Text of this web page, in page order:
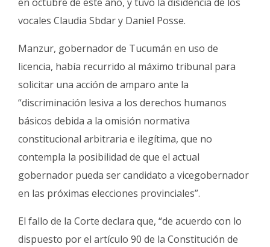
vocales Claudia Sbdar y Daniel Posse.
Manzur, gobernador de Tucumán en uso de
licencia, había recurrido al máximo tribunal para
solicitar una acción de amparo ante la
“discriminación lesiva a los derechos humanos
básicos debida a la omisión normativa
constitucional arbitraria e ilegítima, que no
contempla la posibilidad de que el actual
gobernador pueda ser candidato a vicegobernador
en las próximas elecciones provinciales”.
El fallo de la Corte declara que, “de acuerdo con lo
dispuesto por el artículo 90 de la Constitución de